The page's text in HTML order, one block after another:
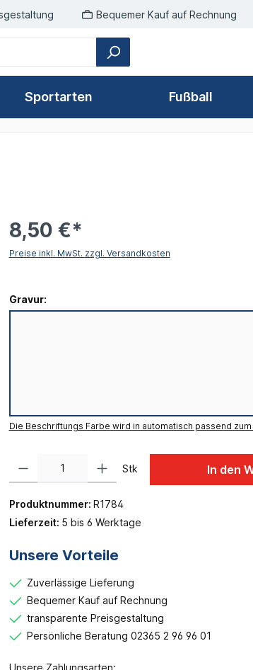
Bequemer Kauf auf Rechnung
Sportarten Fußball
8,50 €*
Preise inkl. MwSt. zzgl. Versandkosten
Gravur:
Die Beschriftungs Farbe wird in automatisch passend
Stk In den
Produktnummer: R1784
Lieferzeit: 5 bis 6 Werktage
Unsere Vorteile
Zuverlässige Lieferung
Bequemer Kauf auf Rechnung
transparente Preisgestaltung
Persönliche Beratung 02365 2 96 96 01